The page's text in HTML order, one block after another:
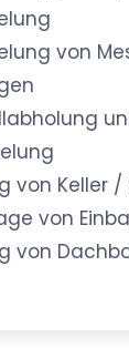
von
von Keller /
von
von